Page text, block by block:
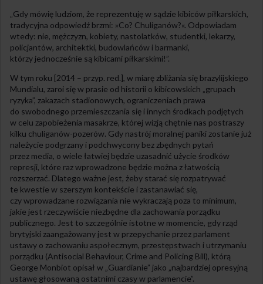
„Gdy mówię ludziom, że reprezentuję w sądzie kibiców piłkarskich,
tradycyjna odpowiedź brzmi: »Co? Chuliganów?«. Odpowiadam
wtedy: nie, mężczyzn, kobiety, nastolatków, studentki, lekarzy,
policjantów, architektki, budowlańców i barmanki,
którzy jednocześnie są kibicami piłkarskimi!”.
W tym roku [2014 – przyp. red.], w miarę zbliżania się brazylijskiego
Mundialu, zaroi się w prasie od historii o kibicowskich „grupach
ryzyka”, zakazach stadionowych, ograniczeniach prawa
do swobodnego przemieszczania się i innych środkach podjętych
w celu zapobieżenia masakrze, której wizją chętnie nas postraszy
kilku chuliganów-pozerów. Gdy nastrój moralnej paniki zostanie już
należycie podgrzany i podchwycony bez zbędnych pytań
przez media, o wiele łatwiej będzie uzasadnić użycie środków
represji, które raz wprowadzone będzie można z łatwością
rozszerzać. Dlatego ważne jest, żeby starać się rozpatrywać
te kwestie w szerszym kontekście i zastanawiać się,
czy wprowadzane rozwiązania nie wykraczają poza to minimum,
jakie jest rzeczywiście niezbędne dla zachowania porządku
publicznego. Jest to szczególnie istotne w momencie, gdy rząd
brytyjski zaangażowany jest w przepychanie przez parlament
ustawy o zachowaniu aspołecznym, przestępstwach i utrzymaniu
porządku (Antisocial Behaviour, Crime and Policing Bill), którą
George Monbiot opisał w „Guardianie” jako „najbardziej opresyjną
ustawę głosowaną ostatnimi czasy w parlamencie”.